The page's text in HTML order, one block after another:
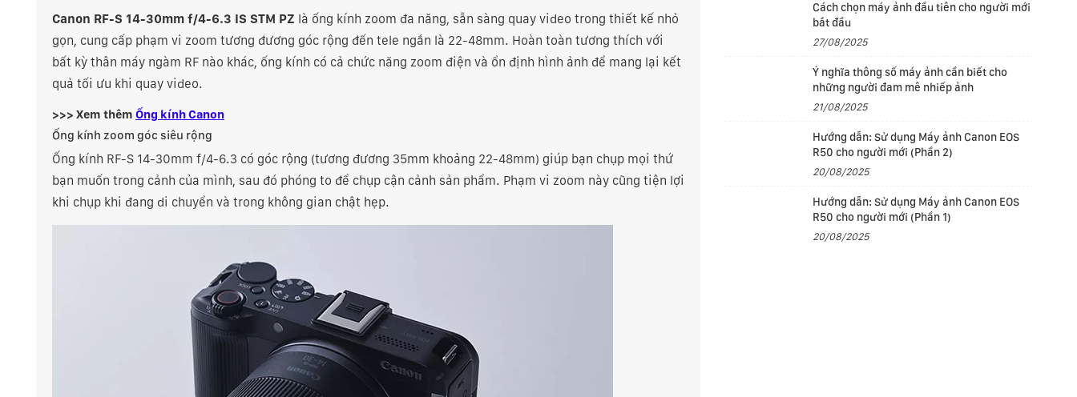
Canon RF-S 14-30mm f/4-6.3 IS STM PZ là ống kính zoom đa năng, sẵn sàng quay video trong thiết kế nhỏ
gọn, cung cấp phạm vi zoom tương đương góc rộng đến tele ngắn là 22-48mm. Hoàn toàn tương thích với
bất kỳ thân máy ngàm RF nào khác, ống kính có cả chức năng zoom điện và ổn định hình ảnh để mang lại kết
quả tối ưu khi quay video.
>>> Xem thêm Ống kính Canon
Ống kính zoom góc siêu rộng
Ống kính RF-S 14-30mm f/4-6.3 có góc rộng (tương đương 35mm khoảng 22-48mm) giúp bạn chụp mọi thứ
bạn muốn trong cảnh của mình, sau đó phóng to để chụp cận cảnh sản phẩm. Phạm vi zoom này cũng tiện lợi
khi chụp khi đang di chuyển và trong không gian chật hẹp.
Cách chọn máy ảnh đầu tiên cho người mới
bắt đầu
27/08/2025
Ý nghĩa thông số máy ảnh cần biết cho
những người đam mê nhiếp ảnh
21/08/2025
Hướng dẫn: Sử dụng Máy ảnh Canon EOS
R50 cho người mới (Phần 2)
20/08/2025
Hướng dẫn: Sử dụng Máy ảnh Canon EOS
R50 cho người mới (Phần 1)
20/08/2025